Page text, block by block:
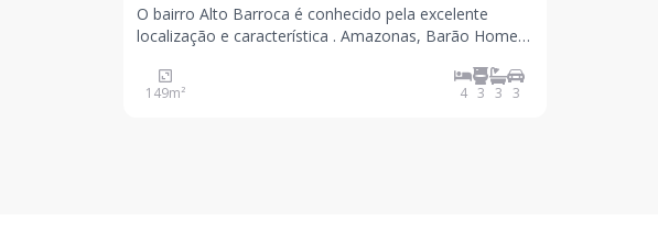
O bairro Alto Barroca é conhecido pela excelente
localização e característica . Amazonas, Barão Homem
enfrentar congestionamentos pesados. O bairro
destaca-se ainda pela segurança, vizinhança familiar e
149m² 4 3 3 3